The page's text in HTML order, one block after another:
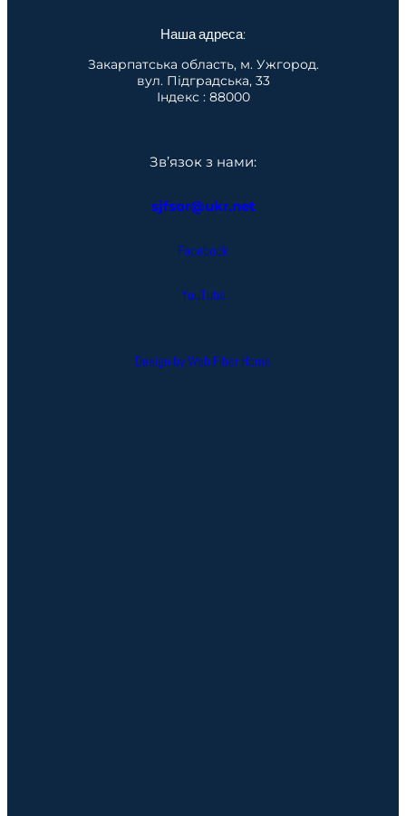
Наша адреса:
Закарпатська область, м. Ужгород.
вул. Підградська, 33
Індекс : 88000
Зв’язок з нами:
sjfsor@ukr.net
Facebook
YouTube
Design by Web Fiber Home